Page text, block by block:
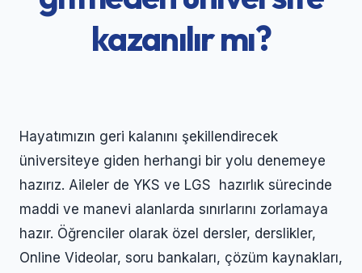
kazanılır mı?
Hayatımızın geri kalanını şekillendirecek
üniversiteye giden herhangi bir yolu denemeye
hazırız. Aileler de YKS ve LGS hazırlık sürecinde
maddi ve manevi alanlarda sınırlarını zorlamaya
hazır. Öğrenciler olarak özel dersler, derslikler,
Online Videolar, soru bankaları, çözüm kaynakları,